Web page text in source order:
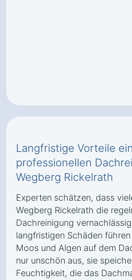
Langfristige Vorteile
professionellen
Wegberg Rickelrath
Experten schätzen, dass
Wegberg Rickelrath die
Dachreinigung
langfristigen Schäden
Moos und Algen auf dem
nur unschön aus, sie
Feuchtigkeit, die das